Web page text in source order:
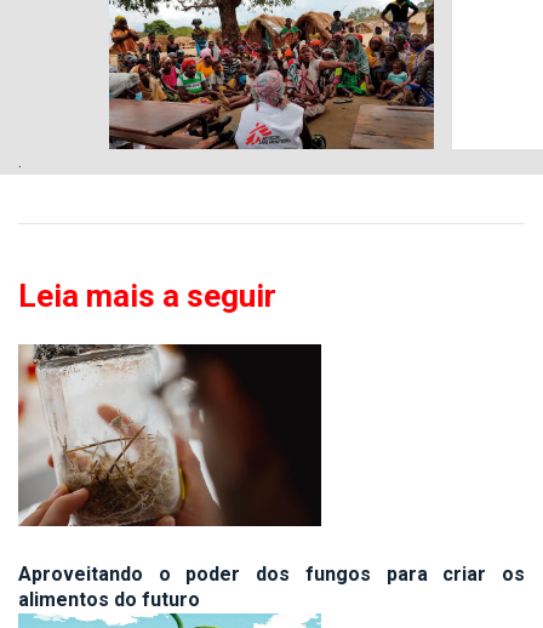
Leia mais a seguir
Aproveitando o poder dos fungos para criar os
alimentos do futuro